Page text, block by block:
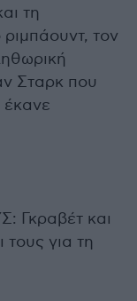
τη
τον
Σταρκ που
Γκραβέτ και
τους για τη